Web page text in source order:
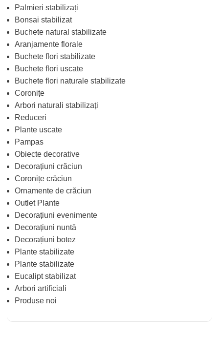
Palmieri stabilizați
Bonsai stabilizat
Buchete natural stabilizate
Aranjamente florale
Buchete flori stabilizate
Buchete flori uscate
Buchete flori naturale stabilizate
Coronițe
Arbori naturali stabilizați
Reduceri
Plante uscate
Pampas
Obiecte decorative
Decorațiuni crăciun
Coronițe crăciun
Ornamente de crăciun
Outlet Plante
Decorațiuni evenimente
Decorațiuni nuntă
Decorațiuni botez
Plante stabilizate
Plante stabilizate
Eucalipt stabilizat
Arbori artificiali
Produse noi